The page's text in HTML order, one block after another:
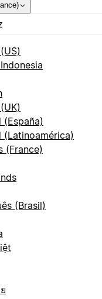
(España)
(Latinoamérica)
(France)
(Brasil)